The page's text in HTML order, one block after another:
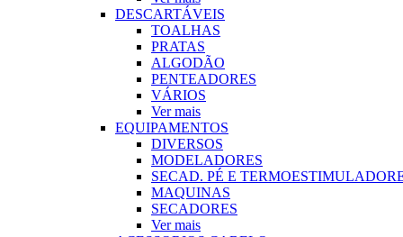
DESCARTÁVEIS
TOALHAS
PRATAS
ALGODÃO
PENTEADORES
VÁRIOS
Ver mais
EQUIPAMENTOS
DIVERSOS
MODELADORES
SECAD. PÉ E
MAQUINAS
SECADORES
Ver mais